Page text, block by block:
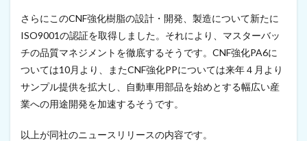
n
f
r
e
n
e
n
さらにこのCNF強化樹脂の設計・開発、製造について新たに
ISO9001の認証を取得しました。それにより、マスターバッ
チの品質マネジメントを徹底するそうです。CNF強化PA6に
ついては10月より、またCNF強化PPについては来年４月より
サンプル提供を拡大し、自動車用部品を始めとする幅広い産
業への用途開発を加速するそうです。
以上が同社のニュースリリースの内容です。